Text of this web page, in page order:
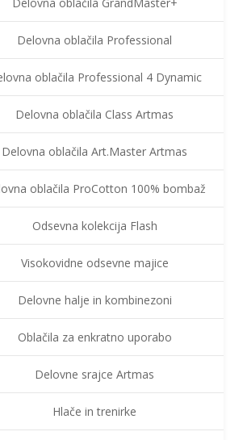
Delovna oblačila Professional
oblačila Professional 4 Dynamic
Delovna oblačila Class Artmas
Delovna oblačila Art.Master Artmas
oblačila ProCotton 100% bombaž
Odsevna kolekcija Flash
Visokovidne odsevne majice
Delovne halje in kombinezoni
Oblačila za enkratno uporabo
Delovne srajce Artmas
Hlače in trenirke